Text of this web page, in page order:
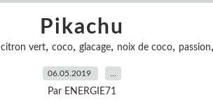
Pikachu
citron vert, coco, glacage, noix de coco, passion,
06.05.2019
Par ENERGIE71